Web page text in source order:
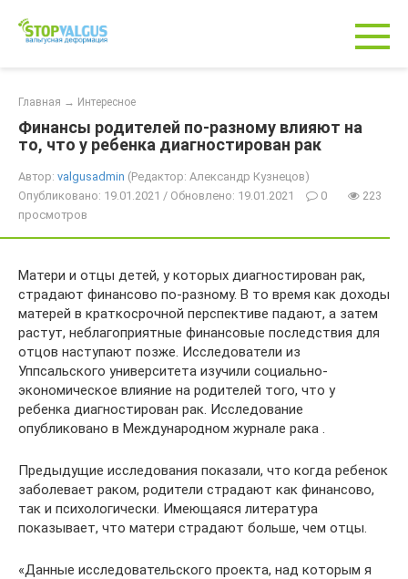
контенту
Главная → Интересное
Финансы родителей по-разному влияют на
то, что у ребенка диагностирован рак
Автор: valgusadmin (Редактор: Александр Кузнецов)
Опубликовано: 19.01.2021 / Обновлено: 19.01.2021
0
223
просмотров
Матери и отцы детей, у которых диагностирован рак,
страдают финансово по-разному. В то время как доходы
матерей в краткосрочной перспективе падают, а затем
растут, неблагоприятные финансовые последствия для
отцов наступают позже. Исследователи из
Уппсальского университета изучили социально-
экономическое влияние на родителей того, что у
ребенка диагностирован рак. Исследование
опубликовано в Международном журнале рака .
Предыдущие исследования показали, что когда ребенок
заболевает раком, родители страдают как финансово,
так и психологически. Имеющаяся литература
показывает, что матери страдают больше, чем отцы.
«Данные исследовательского проекта, над которым я